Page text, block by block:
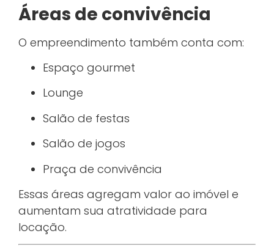
Áreas de convivência
O empreendimento também conta com:
Espaço gourmet
Lounge
Salão de festas
Salão de jogos
Praça de convivência
Essas áreas agregam valor ao imóvel e
aumentam sua atratividade para
locação.